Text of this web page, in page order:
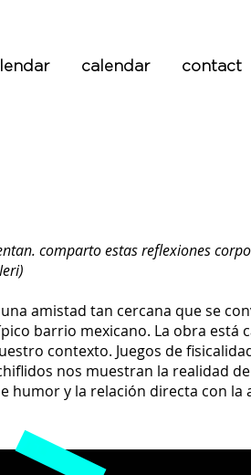
calendar contact
comparto estas reflexiones
amistad tan cercana que se
barrio mexicano. La obra está
contexto. Juegos de
nos muestran la realidad
humor y la relación directa con la